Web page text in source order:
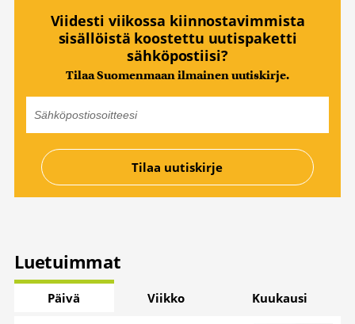
Viidesti viikossa kiinnostavimmista
sisällöistä koostettu uutispaketti
sähköpostiisi?
Tilaa Suomenmaan ilmainen uutiskirje.
Luetuimmat
Päivä Viikko Kuukausi